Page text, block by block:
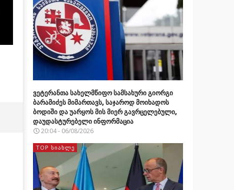
ვეტერანთა სახელმწიფო სამსახური გიორგი
ბარამიძეს მიმართავს, საჯაროდ მოიხადოს
ბოდიში და უარყოს მის მიერ გავრცელებული,
დაუდასტურებელი ინფორმაცია
20:04 - 06/08/2026
TOP ᲡᲘᲐᲮᲚᲔ